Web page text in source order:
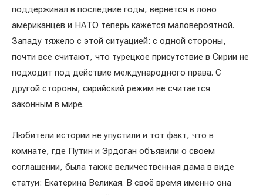
поддерживал в последние годы, вернётся в лоно
американцев и НАТО теперь кажется маловероятной.
Западу тяжело с этой ситуацией: с одной стороны,
почти все считают, что турецкое присутствие в Сирии не
подходит под действие международного права. С
другой стороны, сирийский режим не считается
законным в мире.
Любители истории не упустили и тот факт, что в
комнате, где Путин и Эрдоган объявили о своем
соглашении, была также величественная дама в виде
статуи: Екатерина Великая. В своё время именно она